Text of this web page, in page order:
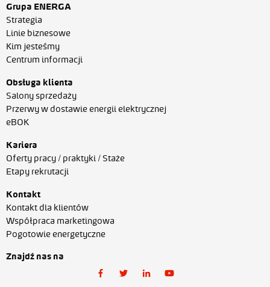
Grupa ENERGA
Strategia
Linie biznesowe
Kim jesteśmy
Centrum informacji
Obsługa klienta
Salony sprzedaży
Przerwy w dostawie energii elektrycznej
eBOK
Kariera
Oferty pracy / praktyki / Staże
Etapy rekrutacji
Kontakt
Kontakt dla klientów
Współpraca marketingowa
Pogotowie energetyczne
Znajdź nas na